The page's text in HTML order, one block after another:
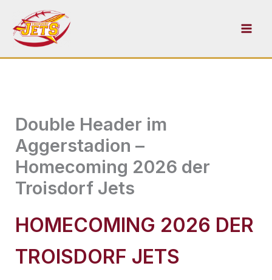
Inhalt
springen
Double Header im
Aggerstadion –
Homecoming 2026 der
Troisdorf Jets
HOMECOMING 2026 DER
TROISDORF JETS